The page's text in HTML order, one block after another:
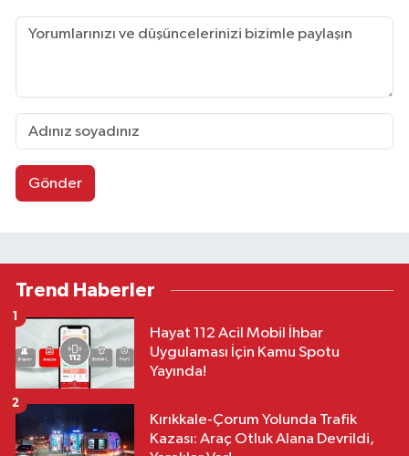
Gönder
Trend Haberler
Hayat 112 Acil Mobil İhbar
Uygulaması İçin Kamu Spotu
Yayında!
1
Kırıkkale-Çorum Yolunda Trafik
Kazası: Araç Otluk Alana Devrildi,
2